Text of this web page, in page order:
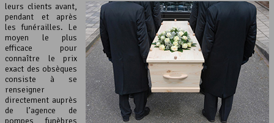
leurs clients avant,
pendant et après
les funérailles. Le
moyen le plus
efficace pour
connaître le prix
exact des obsèques
consiste à se
renseigner
directement auprès
de l’agence de
pompes funèbres